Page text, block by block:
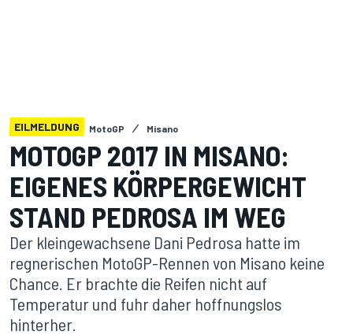
EILMELDUNG MotoGP Misano
MOTOGP 2017 IN MISANO:
EIGENES KÖRPERGEWICHT
STAND PEDROSA IM WEG
Der kleingewachsene Dani Pedrosa hatte im
regnerischen MotoGP-Rennen von Misano keine
Chance. Er brachte die Reifen nicht auf
Temperatur und fuhr daher hoffnungslos
hinterher.